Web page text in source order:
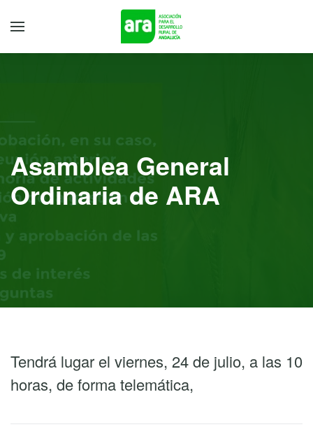
Asamblea General
Ordinaria de ARA
Tendrá lugar el viernes, 24 de julio, a las 10
horas, de forma telemática,